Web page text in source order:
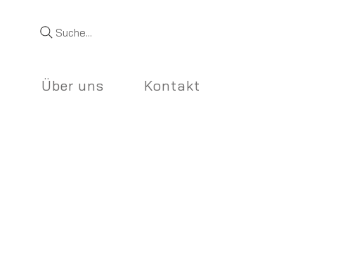
Suche...
Über uns Kontakt